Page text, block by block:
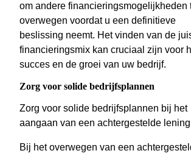
om andere financieringsmogelijkheden
overwegen voordat u een definitieve
beslissing neemt. Het vinden van de
financieringsmix kan cruciaal zijn voor
succes en de groei van uw bedrijf.
Zorg voor solide bedrijfsplannen
Zorg voor solide bedrijfsplannen bij het
aangaan van een achtergestelde lening
Bij het overwegen van een